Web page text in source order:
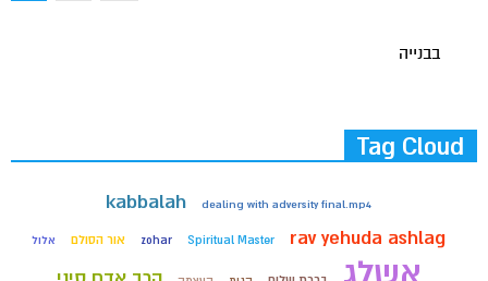
בבנייה
Tag Cloud
dealing with adversity final.mp4
kabbalah
rav yehuda ashlag
Spiritual Master
zohar אור הסולם אלול